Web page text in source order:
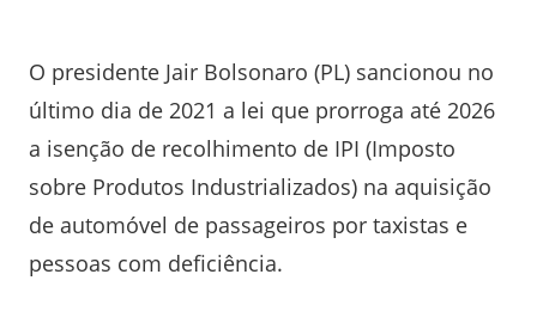
O presidente Jair Bolsonaro (PL) sancionou no
último dia de 2021 a lei que prorroga até 2026
a isenção de recolhimento de IPI (Imposto
sobre Produtos Industrializados) na aquisição
de automóvel de passageiros por taxistas e
pessoas com deficiência.